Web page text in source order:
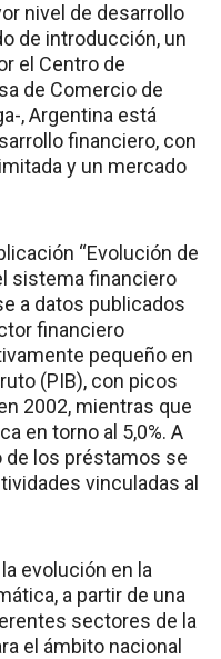
nivel de desarrollo
de introducción, un
el Centro de
de Comercio de
, Argentina está
financiero, con
y un mercado
“Evolución de
sistema financiero
a datos publicados
financiero
pequeño en
(PIB), con picos
2002, mientras que
en torno al 5,0%. A
de los préstamos se
vinculadas al
evolución en la
a partir de una
sectores de la
el ámbito nacional